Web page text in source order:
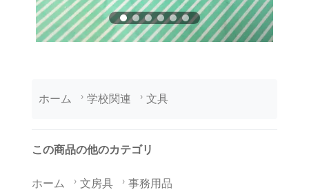
ホーム 学校関連 文具
この商品の他のカテゴリ
ホーム 文房具 事務用品